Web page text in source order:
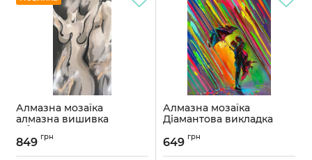
Алмазна мозаїка
алмазна вишивка
Абстрактна картина
70x40 OG00701SB
Артикул:OG00701SB
849 грн
Алмазна мозаїка
Діамантова викладка
дощем 50*40 OG00675SB
Артикул:OG00675SB
649 грн